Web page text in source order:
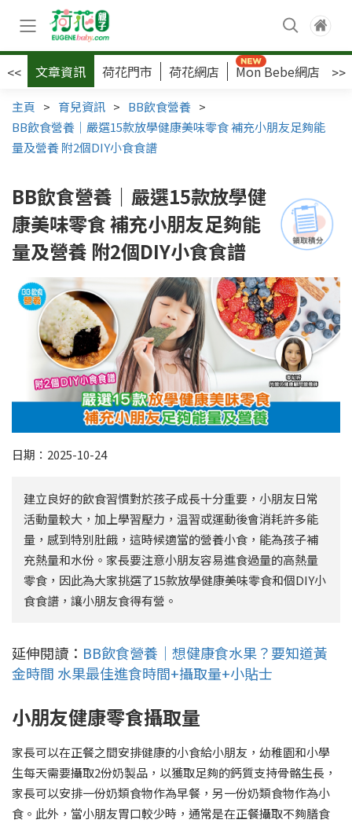
<< 文章資訊 荷花門市 荷花網店 Mon Bebe網店 >>
主頁 > 育兒資訊 > BB飲食營養 >
BB飲食營養｜嚴選15款放學健康美味零食 補充小朋友足夠能
量及營養 附2個DIY小食食譜
BB飲食營養｜嚴選15款放學健
康美味零食 補充小朋友足夠能
量及營養 附2個DIY小食食譜
日期：2025-10-24
建立良好的飲食習慣對於孩子成長十分重要，小朋友日常
活動量較大，加上學習壓力，温習或運動後會消耗許多能
量，感到特別肚餓，這時候適當的營養小食，能為孩子補
充熱量和水份。家長要注意小朋友容易進食過量的高熱量
零食，因此為大家挑選了15款放學健康美味零食和個DIY小
食食譜，讓小朋友食得有營。
延伸閱讀： BB飲食營養｜想健康食水果？要知道黃
金時間 水果最佳進食時間+攝取量+小貼士
小朋友健康零食攝取量
家長可以在正餐之間安排健康的小食給小朋友，幼稚園和小學
生每天需要攝取2份奶製品，以獲取足夠的鈣質支持骨骼生長，
家長可以安排一份奶類食物作為早餐，另一份奶類食物作為小
食。此外，當小朋友胃口較少時，通常是在正餐攝取不夠膳食